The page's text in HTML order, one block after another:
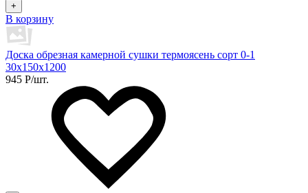
+
В корзину
Доска обрезная камерной сушки термоясень сорт 0-1
30х150х1200
945 Р/шт.